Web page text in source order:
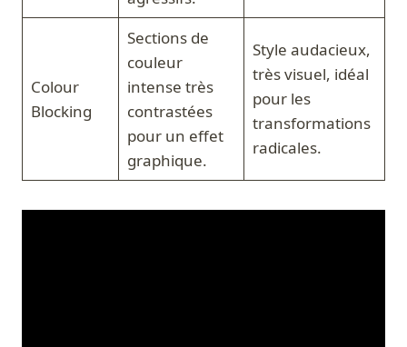
Colour
Blocking
Sections de
couleur
intense très
contrastées
pour un effet
graphique.
Style audacieux,
très visuel, idéal
pour les
transformations
radicales.